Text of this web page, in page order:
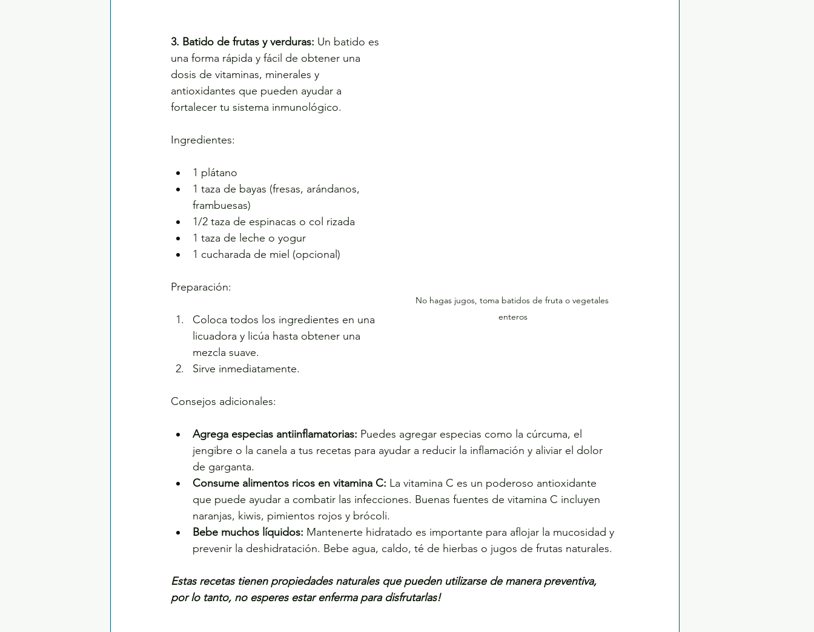
No hagas jugos, toma batidos de fruta o vegetales
enteros
3. Batido de frutas y verduras: Un batido es
una forma rápida y fácil de obtener una
dosis de vitaminas, minerales y
antioxidantes que pueden ayudar a
fortalecer tu sistema inmunológico.
Ingredientes:
1 plátano
1 taza de bayas (fresas, arándanos,
frambuesas)
1/2 taza de espinacas o col rizada
1 taza de leche o yogur
1 cucharada de miel (opcional)
Preparación:
Coloca todos los ingredientes en una
licuadora y licúa hasta obtener una
mezcla suave.
Sirve inmediatamente.
Consejos adicionales:
Agrega especias antiinflamatorias: Puedes agregar especias como la cúrcuma, el
jengibre o la canela a tus recetas para ayudar a reducir la inflamación y aliviar el dolor
de garganta.
Consume alimentos ricos en vitamina C: La vitamina C es un poderoso antioxidante
que puede ayudar a combatir las infecciones. Buenas fuentes de vitamina C incluyen
naranjas, kiwis, pimientos rojos y brócoli.
Bebe muchos líquidos: Mantenerte hidratado es importante para aflojar la mucosidad y
prevenir la deshidratación. Bebe agua, caldo, té de hierbas o jugos de frutas naturales.
Estas recetas tienen propiedades naturales que pueden utilizarse de manera preventiva,
por lo tanto, no esperes estar enferma para disfrutarlas!